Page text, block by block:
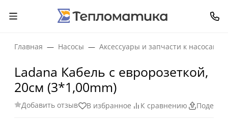
Главная Насосы Аксессуары и запчасти к насосам
Ladana Кабель с евророзеткой,
20см (3*1,00mm)
Добавить отзыв В избранное К сравнению